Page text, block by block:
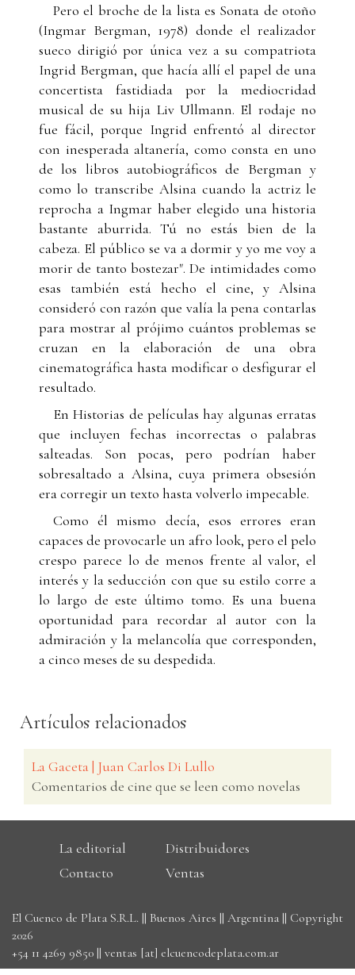
Pero el broche de la lista es Sonata de otoño
(Ingmar Bergman, 1978) donde el realizador
sueco dirigió por única vez a su compatriota
Ingrid Bergman, que hacía allí el papel de una
concertista fastidiada por la mediocridad
musical de su hija Liv Ullmann. El rodaje no
fue fácil, porque Ingrid enfrentó al director
con inesperada altanería, como consta en uno
de los libros autobiográficos de Bergman y
como lo transcribe Alsina cuando la actriz le
reprocha a Ingmar haber elegido una historia
bastante aburrida. Tú no estás bien de la
cabeza. El público se va a dormir y yo me voy a
morir de tanto bostezar". De intimidades como
esas también está hecho el cine, y Alsina
consideró con razón que valía la pena contarlas
para mostrar al prójimo cuántos problemas se
cruzan en la elaboración de una obra
cinematográfica hasta modificar o desfigurar el
resultado.
En Historias de películas hay algunas erratas
que incluyen fechas incorrectas o palabras
salteadas. Son pocas, pero podrían haber
sobresaltado a Alsina, cuya primera obsesión
era corregir un texto hasta volverlo impecable.
Como él mismo decía, esos errores eran
capaces de provocarle un afro look, pero el pelo
crespo parece lo de menos frente al valor, el
interés y la seducción con que su estilo corre a
lo largo de este último tomo. Es una buena
oportunidad para recordar al autor con la
admiración y la melancolía que corresponden,
a cinco meses de su despedida.
Artículos relacionados
La Gaceta | Juan Carlos Di Lullo
Comentarios de cine que se leen como novelas
La editorial
Distribuidores
Contacto
Ventas
El Cuenco de Plata S.R.L. || Buenos Aires || Argentina || Copyright
2026
+54 11 4269 9850 || ventas [at] elcuencodeplata.com.ar